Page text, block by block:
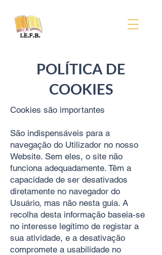
POLÍTICA DE
COOKIES
Cookies são importantes
São indispensáveis ​​para a
navegação do Utilizador no nosso
Website. Sem eles, o site não
funciona adequadamente. Têm a
capacidade de ser desativados
diretamente no navegador do
Usuário, mas não nesta guia. A
recolha desta informação baseia-se
no interesse legítimo de registar a
sua atividade, e a desativação
compromete a usabilidade no